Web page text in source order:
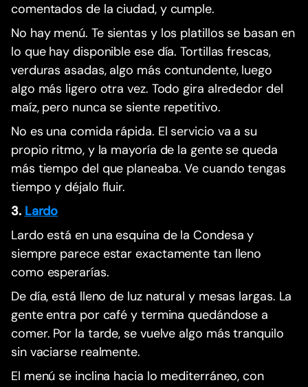
comentados de la ciudad, y cumple.
No hay menú. Te sientas y los platillos se basan en
lo que hay disponible ese día. Tortillas frescas,
verduras asadas, algo más contundente, luego
algo más ligero otra vez. Todo gira alrededor del
maíz, pero nunca se siente repetitivo.
No es una comida rápida. El servicio va a su
propio ritmo, y la mayoría de la gente se queda
más tiempo del que planeaba. Ve cuando tengas
tiempo y déjalo fluir.
3. Lardo
Lardo está en una esquina de la Condesa y
siempre parece estar exactamente tan lleno
como esperarías.
De día, está lleno de luz natural y mesas largas. La
gente entra por café y termina quedándose a
comer. Por la tarde, se vuelve algo más tranquilo
sin vaciarse realmente.
El menú se inclina hacia lo mediterráneo, con